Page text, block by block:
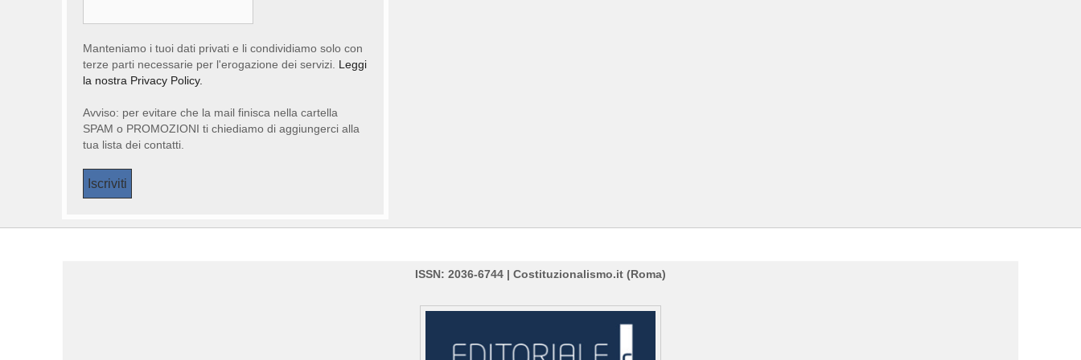
Manteniamo i tuoi dati privati e li condividiamo solo con
terze parti necessarie per l'erogazione dei servizi. Leggi
la nostra Privacy Policy.
Avviso: per evitare che la mail finisca nella cartella
SPAM o PROMOZIONI ti chiediamo di aggiungerci alla
tua lista dei contatti.
ISSN: 2036-6744 | Costituzionalismo.it (Roma)